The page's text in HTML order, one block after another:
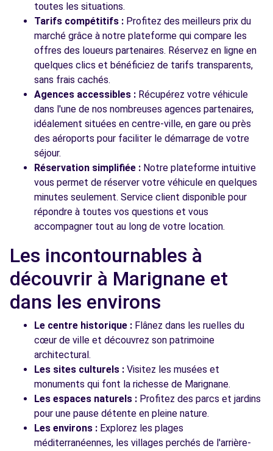
toutes les situations.
Tarifs compétitifs : Profitez des meilleurs prix du
marché grâce à notre plateforme qui compare les
offres des loueurs partenaires. Réservez en ligne en
quelques clics et bénéficiez de tarifs transparents,
sans frais cachés.
Agences accessibles : Récupérez votre véhicule
dans l'une de nos nombreuses agences partenaires,
idéalement situées en centre-ville, en gare ou près
des aéroports pour faciliter le démarrage de votre
séjour.
Réservation simplifiée : Notre plateforme intuitive
vous permet de réserver votre véhicule en quelques
minutes seulement. Service client disponible pour
répondre à toutes vos questions et vous
accompagner tout au long de votre location.
Les incontournables à
découvrir à Marignane et
dans les environs
Le centre historique : Flânez dans les ruelles du
cœur de ville et découvrez son patrimoine
architectural.
Les sites culturels : Visitez les musées et
monuments qui font la richesse de Marignane.
Les espaces naturels : Profitez des parcs et jardins
pour une pause détente en pleine nature.
Les environs : Explorez les plages
méditerranéennes, les villages perchés de l'arrière-